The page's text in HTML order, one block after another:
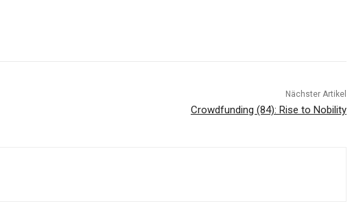
Nächster Artikel
Crowdfunding (84): Rise to Nobility